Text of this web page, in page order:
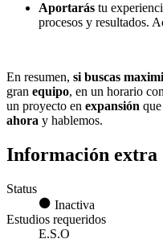
Aportarás tu
procesos y resultados.
En resumen, si buscas
gran equipo, en un horario
un proyecto en expansión que
ahora y hablemos.
Información extra
Status
Inactiva
Estudios requeridos
E.S.O